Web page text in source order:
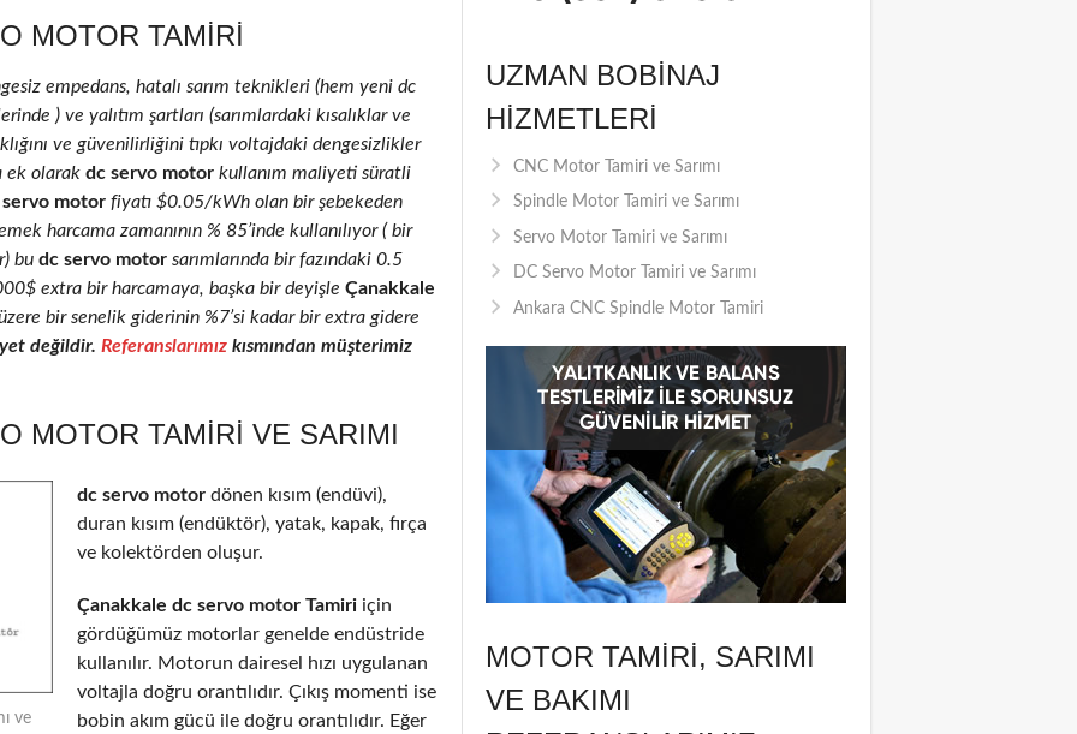
MOTOR TAMIRI
empedans, hatalı sarım teknikleri (hem yeni dc
) ve yalıtım şartları (sarımlardaki kısalıklar ve
ve güvenilirliğini tıpkı voltajdaki dengesizlikler
ek olarak dc servo motor kullanım maliyeti süratli
motor fiyatı $0.05/kWh olan bir şebekeden
harcama zamanının % 85’inde kullanılıyor ( bir
bu dc servo motor sarımlarında bir fazındaki 0.5
extra bir harcamaya, başka bir deyişle Çanakkale
bir senelik giderinin %7’si kadar bir extra gidere
değildir. Referanslarımız kısmından müşterimiz
MOTOR TAMIRI VE SARIMI
ve
dc servo motor dönen kısım (endüvi),
duran kısım (endüktör), yatak, kapak, fırça
ve kolektörden oluşur.
Çanakkale dc servo motor Tamiri için
gördüğümüz motorlar genelde endüstride
kullanılır. Motorun dairesel hızı uygulanan
voltajla doğru orantılıdır. Çıkış momenti ise
bobin akım gücü ile doğru orantılıdır. Eğer
UZMAN BOBINAJ
HIZMETLERI
CNC Motor Tamiri ve Sarımı
Spindle Motor Tamiri ve Sarımı
Servo Motor Tamiri ve Sarımı
DC Servo Motor Tamiri ve Sarımı
Ankara CNC Spindle Motor Tamiri
MOTOR TAMIRI, SARIMI
VE BAKIMI